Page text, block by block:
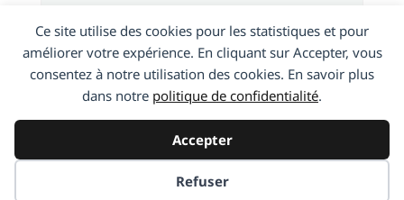
Ce site utilise des cookies pour les statistiques et pour
améliorer votre expérience. En cliquant sur Accepter, vous
consentez à notre utilisation des cookies. En savoir plus
dans notre politique de confidentialité.
Accepter
Refuser
Wiko Ridge Fab
En savoir plus
2019 © Access Repair -Création http5000